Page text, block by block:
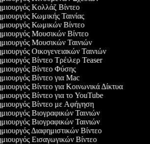
Κολλάζ Βίντεο
Κωμικής Ταινίας
Κωμικών Βίντεο
Μουσικών Βίντεο
Μουσικών Ταινιών
Οικογενειακών Ταινιών
Βίντεο Τρέιλερ Teaser
Βίντεο Φύσης
Βίντεο για Mac
Βίντεο για Κοινωνικά Δίκτυα
Βίντεο για το YouTube
Βίντεο με Αφήγηση
Βιογραφικών Ταινιών
Βιογραφικών Ταινιών
Διαφημιστικών Βίντεο
Εισαγωγικών Βίντεο